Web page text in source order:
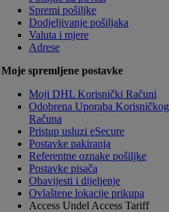
Spremi pošiljke
Dodjeljivanje pošiljaka
Valuta i mjere
Adrese
Moje spremljene postavke
Moji DHL Korisnički Računi
Odobrena Uporaba Korisničkog
Računa
Pristup usluzi eSecure
Postavke pakiranja
Referentne oznake pošiljke
Postavke pisača
Obavijesti i dijeljenje
Ovlaštene lokacije prikupa
Access Undel Access Tariff